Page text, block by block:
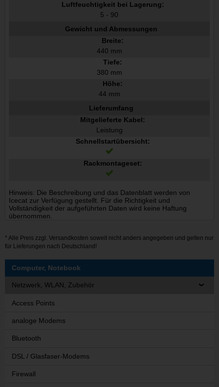
Luftfeuchtigkeit bei Lagerung:
5 - 90
Gewicht und Abmessungen
Breite:
440 mm
Tiefe:
380 mm
Höhe:
44 mm
Lieferumfang
Mitgelieferte Kabel:
Leistung
Schnellstartübersicht:
Rackmontageset:
Hinweis: Die Beschreibung und das Datenblatt werden von
Icecat zur Verfügung gestellt. Für die Richtigkeit und
Vollständigkeit der aufgeführten Daten wird keine Haftung
übernommen.
* Alle Preis zzgl. Versandkosten soweit nicht anders angegeben und gelten nur
für Lieferungen nach Deutschland!
Computer, Notebook
Netzwerk, WLAN, Zubehör
Access Points
analoge Modems
Bluetooth
DSL / Glasfaser-Modems
Firewall